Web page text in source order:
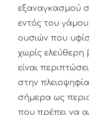
εξαναγκασμού
εντός του
ουσιών που
χωρίς
είναι
στην
σήμερα ως
που πρέπει να